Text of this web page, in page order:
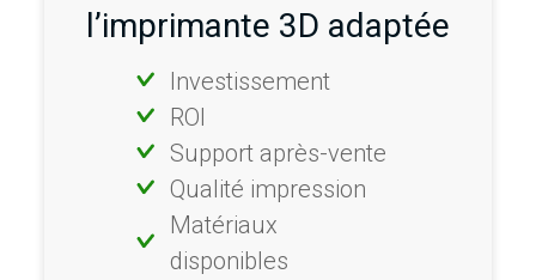
l’imprimante 3D adaptée
Investissement
ROI
Support après-vente
Qualité impression
Matériaux
disponibles